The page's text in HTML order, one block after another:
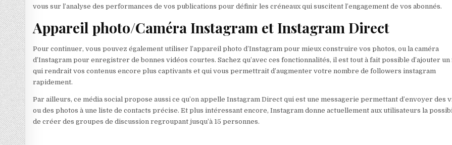
vous sur l’analyse des performances de vos publications pour définir les créneaux qui suscitent l’engagement de vos abonnés.
Appareil photo/Caméra Instagram et Instagram Direct
Pour continuer, vous pouvez également utiliser l’appareil photo d’Instagram pour mieux construire vos photos, ou la caméra
d’Instagram pour enregistrer de bonnes vidéos courtes. Sachez qu’avec ces fonctionnalités, il est tout à fait possible d’ajouter
qui rendrait vos contenus encore plus captivants et qui vous permettrait d’augmenter votre nombre de followers instagram
rapidement.
Par ailleurs, ce média social propose aussi ce qu’on appelle Instagram Direct qui est une messagerie permettant d’envoyer des
ou des photos à une liste de contacts précise. Et plus intéressant encore, Instagram donne actuellement aux utilisateurs la
de créer des groupes de discussion regroupant jusqu’à 15 personnes.